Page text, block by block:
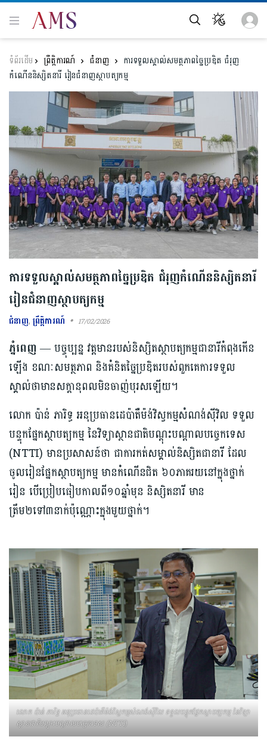
ព្រឹត្តិការណ៍ ជំនាញ
ការទទួលស្គាល់សមត្ថភាពច្នៃប្រឌិត ជំរុញ
កំណើននិស្សិតនារី រៀនជំនាញស្ថាបត្យកម្ម
ការទទួលស្គាល់សមត្ថភាពច្នៃប្រឌិត ជំរុញកំណើននិស្សិតនារី
រៀនជំនាញស្ថាបត្យកម្ម
ជំនាញ,ព្រឹត្តិការណ៍ 17/02/2026
ភ្នំពេញ— បច្ចុប្បន្ន វត្តមានរបស់និស្សិតស្ថាបត្យកម្មជានារីកំពុងកើន
ឡើង ខណៈសមត្ថភាព និងគំនិតច្នៃប្រឌិតរបស់ពួកគេការទទួល
ស្គាល់ថាមានសក្ដានុពលមិនចាញ់បុរសឡើយ។
លោក ប៉ាន់ ភារិទ្ធ អនុប្រធានដេប៉ាតឺម៉ង់វិស្វកម្មសំណង់ស៊ីវិល ទទួល
បន្ទុកផ្នែកស្ថាបត្យកម្ម នៃវិទ្យាស្ថានជាតិបណ្ដុះបណ្ដាលបច្ចេកទេស
(NTTI) មានប្រសាសន៍ថា ជាការកត់សម្គាល់​និស្សិតជានារី ដែល​
ចូល​រៀនផ្នែកស្ថាបត្យកម្ម មានកំណើនជិត ៦០ភាគរយនៅក្នុងថ្នាក់
រៀន បើប្រៀបធៀបកាលពី១០ឆ្នាំមុន និស្សិតនារី មាន
ត្រឹម២ទៅ៣នាក់ប៉ុណ្ណោះក្នុងមួយថ្នាក់។
លោក ប៉ាន់ ភារិទ្ធ អនុប្រធានដេប៉ាតឺម៉ង់វិស្វកម្មសំណង់ស៊ីវិល ទទួលបន្ទុកផ្នែកស្ថាបត្យកម្ម នៃវិទ្យា
ស្ថានជាតិបណ្ដុះបណ្ដាលបច្ចេកទេស (NTTI)